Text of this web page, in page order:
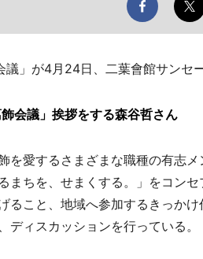
」が4月24日、二葉會館サンセ
飾会議」挨拶をする森谷哲さん
を愛するさまざまな職種の有志
まちを、せまくする。」をコンセ
ること、地域へ参加するきっか
ディスカッションを行っている。